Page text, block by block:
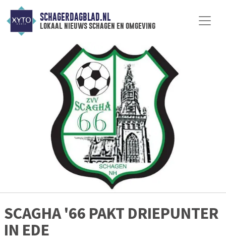
SCHAGERDAGBLAD.NL
lokaal nieuws schagen en omgeving
SCAGHA '66 PAKT DRIEPUNTER
IN EDE